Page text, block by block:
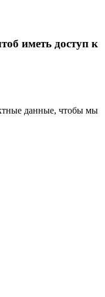
иметь доступ к
данные, чтобы мы